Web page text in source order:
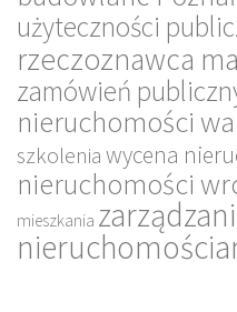
użyteczności
rzeczoznawca
zamówień
nieruchomości
szkolenia wycena
nieruchomości
mieszkania